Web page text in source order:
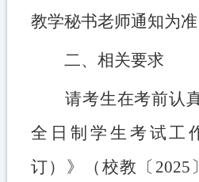
教学秘书老师通知为准
二、 相关要求
请考生在考前认
全日制学生考试工
订）》（ 校教〔 2025